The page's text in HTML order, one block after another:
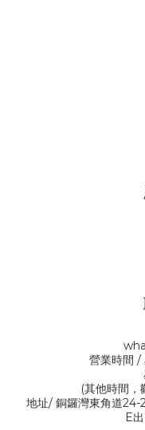
營業時間
星
(其他時間，
地址/ 銅鑼灣東角道
E